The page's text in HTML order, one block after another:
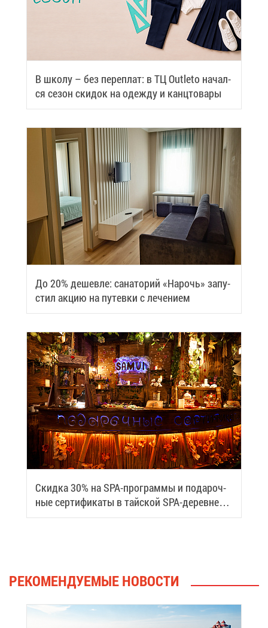
В шко­лу – без пе­ре­плат: в ТЦ Outleto на­чал­
ся се­зон ски­док на одеж­ду и канц­то­ва­ры
До 20% де­шев­ле: са­на­то­рий «На­рочь» за­пу­
стил ак­цию на пу­тев­ки с ле­че­ни­ем
Скид­ка 30% на SPA-про­грам­мы и по­да­роч­
ные сер­ти­фи­ка­ты в тай­ской SPA-де­ревне
Samui
РЕ­КО­МЕН­ДУ­Е­МЫЕ НО­ВО­СТИ